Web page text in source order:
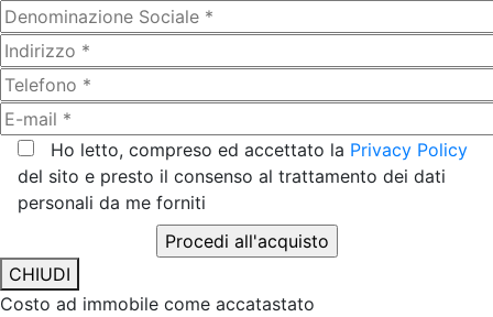
Ho letto, compreso ed accettato la Privacy Policy
del sito e presto il consenso al trattamento dei dati
personali da me forniti
CHIUDI
Costo ad immobile come accatastato